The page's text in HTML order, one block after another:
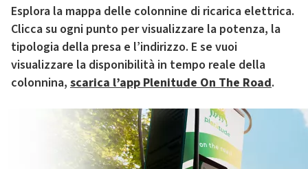
Esplora la mappa delle colonnine di ricarica elettrica.
Clicca su ogni punto per visualizzare la potenza, la
tipologia della presa e l’indirizzo. E se vuoi
visualizzare la disponibilità in tempo reale della
colonnina, scarica l’app Plenitude On The Road.